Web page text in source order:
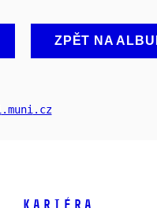
ZPĚT NA
.muni .cz